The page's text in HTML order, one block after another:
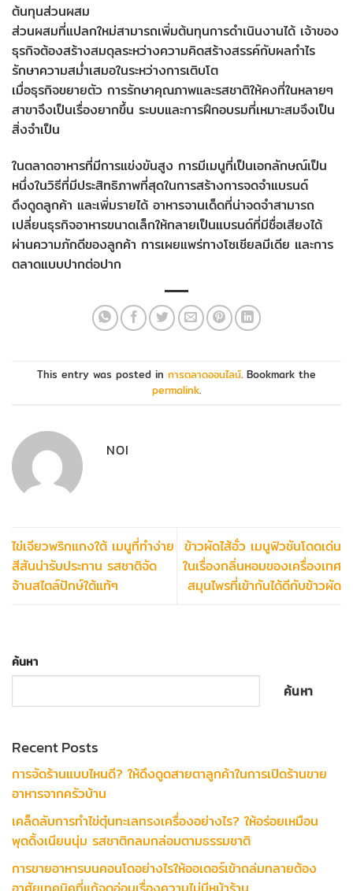
ต้นทุนส่วนผสม
ส่วนผสมที่แปลกใหม่สามารถเพิ่มต้นทุนการดำเนินงานได้ เจ้าของ
ธุรกิจต้องสร้างสมดุลระหว่างความคิดสร้างสรรค์กับผลกำไร
รักษาความสม่ำเสมอในระหว่างการเติบโต
เมื่อธุรกิจขยายตัว การรักษาคุณภาพและรสชาติให้คงที่ในหลายๆ
สาขาจึงเป็นเรื่องยากขึ้น ระบบและการฝึกอบรมที่เหมาะสมจึงเป็น
สิ่งจำเป็น
ในตลาดอาหารที่มีการแข่งขันสูง การมีเมนูที่เป็นเอกลักษณ์เป็น
หนึ่งในวิธีที่มีประสิทธิภาพที่สุดในการสร้างการจดจำแบรนด์
ดึงดูดลูกค้า และเพิ่มรายได้ อาหารจานเด็ดที่น่าจดจำสามารถ
เปลี่ยนธุรกิจอาหารขนาดเล็กให้กลายเป็นแบรนด์ที่มีชื่อเสียงได้
ผ่านความภักดีของลูกค้า การเผยแพร่ทางโซเชียลมีเดีย และการ
ตลาดแบบปากต่อปาก
This entry was posted in การตลาดออนไลน์. Bookmark the
permalink.
NOI
ไข่เจียวพริกแกงใต้ เมนูที่ทำง่าย
สีสันน่ารับประทาน รสชาติจัด
จ้านสไตล์ปักษ์ใต้แท้ๆ
ข้าวผัดไส้อั่ว เมนูฟิวชันโดดเด่น
ในเรื่องกลิ่นหอมของเครื่องเทศ
สมุนไพรที่เข้ากันได้ดีกับข้าวผัด
ค้นหา
ค้นหา
Recent Posts
การจัดร้านแบบไหนดี? ให้ดึงดูดสายตาลูกค้าในการเปิดร้านขาย
อาหารจากครัวบ้าน
เคล็ดลับการทำไข่ตุ๋นทะเลทรงเครื่องอย่างไร? ให้อร่อยเหมือน
พุดดิ้งเนียนนุ่ม รสชาติกลมกล่อมตามธรรมชาติ
การขายอาหารบนคอนโดอย่างไรให้ออเดอร์เข้าถล่มทลายต้อง